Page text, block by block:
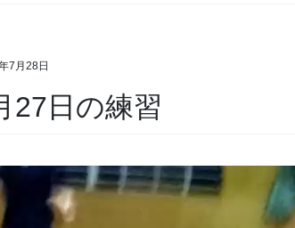
7月28日
27日の練習